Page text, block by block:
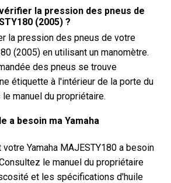
la pression des pneus de
(2005) ?
la pression des pneus de votre
(2005) en utilisant un manomètre.
des pneus se trouve
étiquette à l'intérieur de la porte du
manuel du propriétaire.
a besoin ma Yamaha
Yamaha MAJESTY180 a besoin
le manuel du propriétaire
et les spécifications d'huile